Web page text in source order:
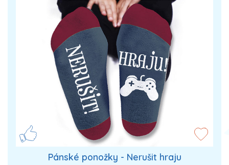
Pánské ponožky - Nerušit hraju